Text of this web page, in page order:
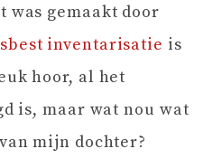
was gemaakt door
inventarisatie is
hoor, al het
is, maar wat nou wat
mijn dochter?